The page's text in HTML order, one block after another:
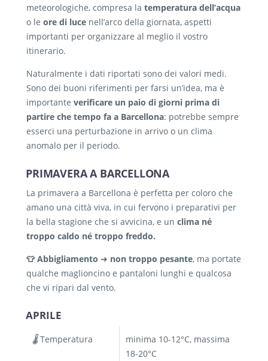
meteorologiche, compresa la temperatura dell’acqua
o le ore di luce nell’arco della giornata, aspetti
importanti per organizzare al meglio il vostro
itinerario.
Naturalmente i dati riportati sono dei valori medi.
Sono dei buoni riferimenti per farsi un’idea, ma è
importante verificare un paio di giorni prima di
partire che tempo fa a Barcellona: potrebbe sempre
esserci una perturbazione in arrivo o un clima
anomalo per il periodo.
PRIMAVERA A BARCELLONA
La primavera a Barcellona è perfetta per coloro che
amano una città viva, in cui fervono i preparativi per
la bella stagione che si avvicina, e un clima né
troppo caldo né troppo freddo.
👕 Abbigliamento ➜ non troppo pesante, ma portate
qualche maglioncino e pantaloni lunghi e qualcosa
che vi ripari dal vento.
APRILE
🌡️Temperatura
minima 10-12°C, massima
18-20°C